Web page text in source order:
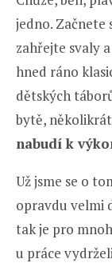
jedno. Začnete
zahřejte svaly
hned ráno
dětských
bytě,
nabudí k
Už jsme se o
opravdu velmi
tak je pro
u práce